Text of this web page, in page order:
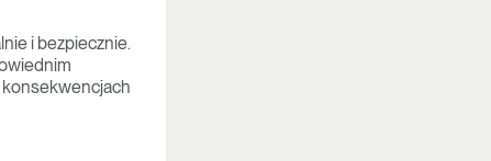
i bezpiecznie.